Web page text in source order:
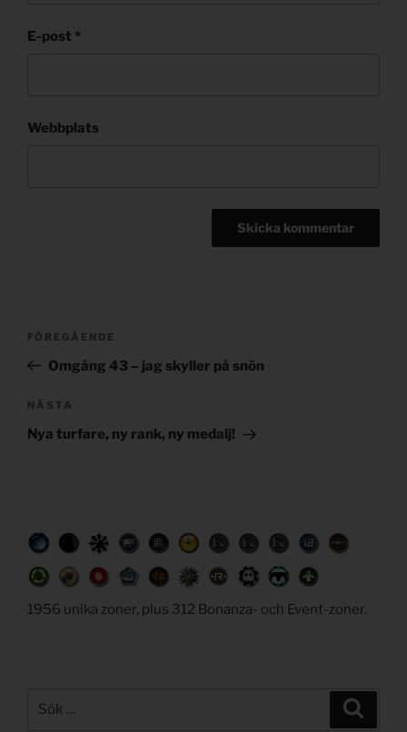
E-post *
Webbplats
Post
Föregående
inlägg
FÖREGÅENDE
Omgång 43 – jag skyller på snön
Nästa
inlägg
NÄSTA
Nya turfare, ny rank, ny medalj!
1956 unika zoner, plus 312 Bonanza- och Event-zoner.